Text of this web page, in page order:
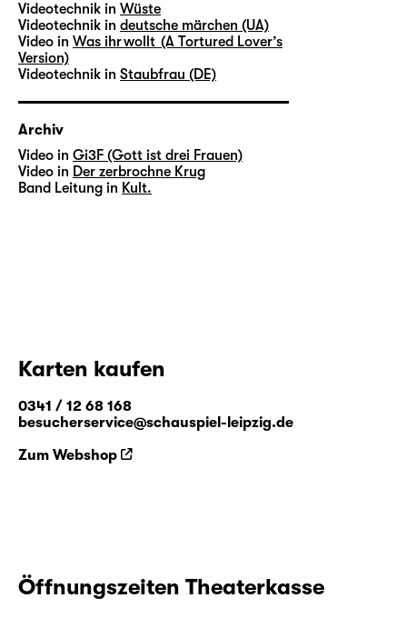
Videotechnik in Wüste
Videotechnik in deutsche märchen (UA)
Video in Was ihr wollt (A Tortured Lover’s
Version)
Videotechnik in Staubfrau (DE)
Archiv
Video in Gi3F (Gott ist drei Frauen)
Video in Der zerbrochne Krug
Band Leitung in Kult.
Karten kaufen
0341 / 12 68 168
besucherservice@schauspiel-leipzig.de
Zum Webshop
Öffnungszeiten Theaterkasse